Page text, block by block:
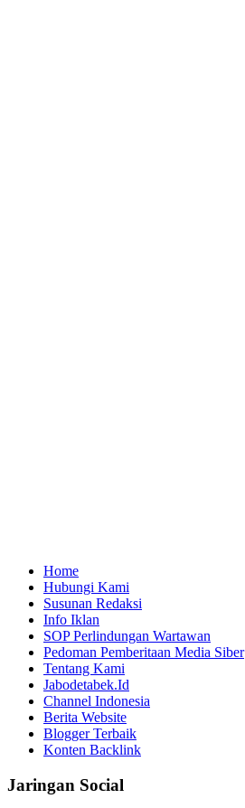
Home
Hubungi Kami
Susunan Redaksi
Info Iklan
SOP Perlindungan Wartawan
Pedoman Pemberitaan Media Siber
Tentang Kami
Jabodetabek.Id
Channel Indonesia
Berita Website
Blogger Terbaik
Konten Backlink
Jaringan Social